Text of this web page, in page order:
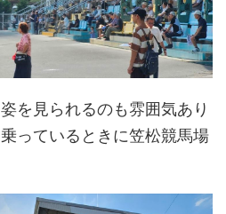
を見られるのも雰囲気あり
っているときに笠松競馬場